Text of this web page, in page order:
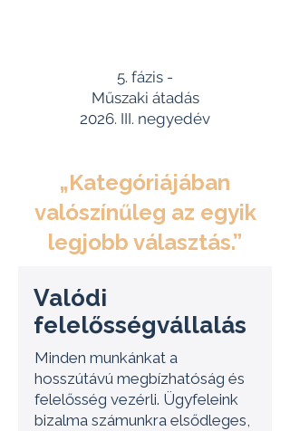
5. fázis -
Műszaki átadás
2026. III. negyedév
„Kategóriájában
valószínűleg az egyik
legjobb választás.”
Valódi
felelősségvállalás
Minden munkánkat a
hosszútávú megbízhatóság és
felelősség vezérli. Ügyfeleink
bizalma számunkra elsődleges,